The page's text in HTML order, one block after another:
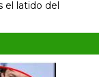
el latido del